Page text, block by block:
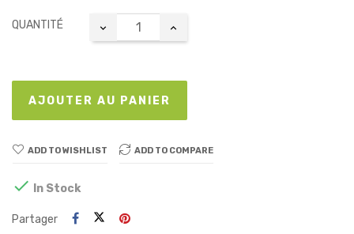
QUANTITÉ
AJOUTER AU PANIER
ADD TO WISHLIST ADD TO COMPARE
 In Stock
Partager